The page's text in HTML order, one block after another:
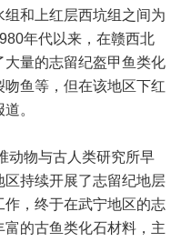
和上红层西坑组之间为
年代以来，在赣西北
量的志留纪盔甲鱼类化
鱼等，但在该地区下红
。
物与古人类研究所早
持续开展了志留纪地层
，终于在武宁地区的志
的古鱼类化石材料，主